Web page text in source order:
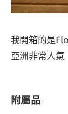
我開箱的是
亞洲非常人氣
附屬品